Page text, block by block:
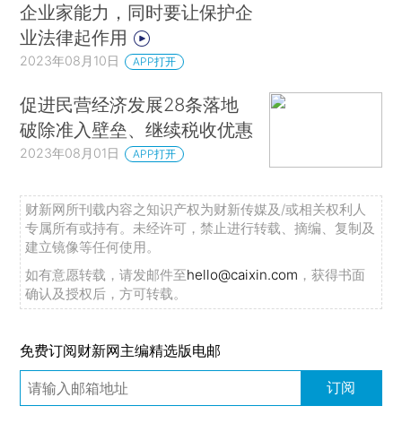
企业家能力，同时要让保护企
业法律起作用
2023年08月10日 APP打开
促进民营经济发展28条落地
破除准入壁垒、继续税收优惠
2023年08月01日 APP打开
财新网所刊载内容之知识产权为财新传媒及/或相关权利人
专属所有或持有。未经许可，禁止进行转载、摘编、复制及
建立镜像等任何使用。
如有意愿转载，请发邮件至hello@caixin.com ，获得书面
确认及授权后，方可转载。
免费订阅财新网主编精选版电邮
订阅